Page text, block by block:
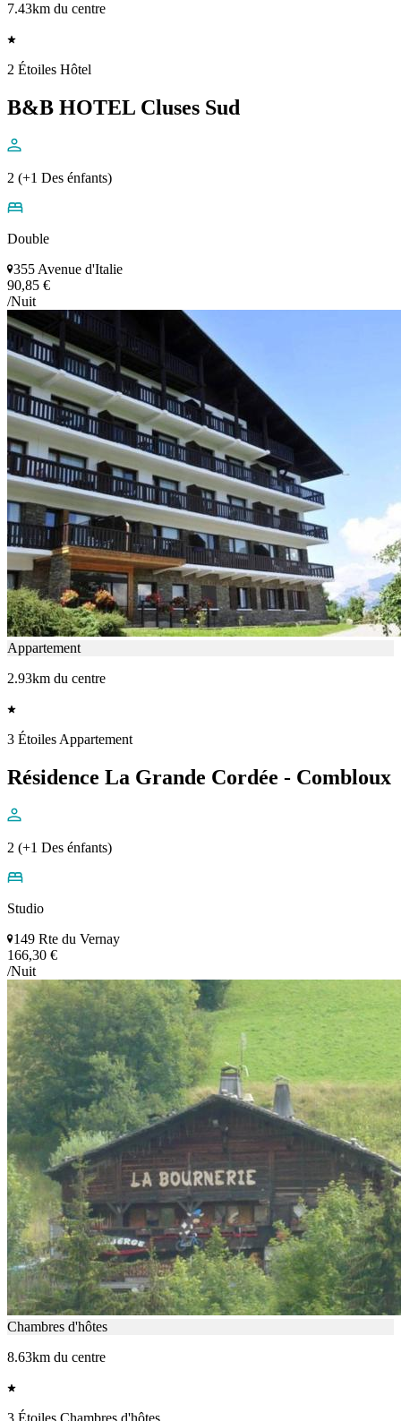
7.43km du centre
2 Étoiles Hôtel
B&B HOTEL Cluses Sud
2 (+1 Des énfants)
Double
355 Avenue d'Italie
90,85 €
/Nuit
Appartement
2.93km du centre
3 Étoiles Appartement
Résidence La Grande Cordée - Combloux
2 (+1 Des énfants)
Studio
149 Rte du Vernay
166,30 €
/Nuit
Chambres d'hôtes
8.63km du centre
3 Étoiles Chambres d'hôtes